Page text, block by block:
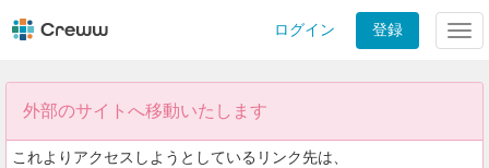
ログイン 登録
外部のサイトへ移動いたします
これよりアクセスしようとしているリンク先は、